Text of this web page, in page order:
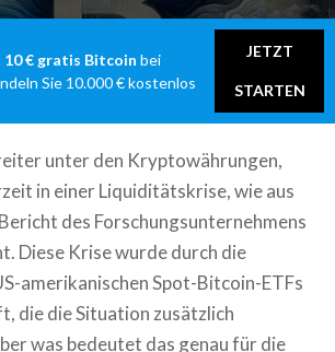
10 € gratis Bitcoin bei
Sie 10.000 € kostenlos
JETZT
STARTEN
unter den Kryptowährungen,
in einer Liquiditätskrise, wie aus
des Forschungsunternehmens
Diese Krise wurde durch die
amerikanischen Spot-Bitcoin-ETFs
die die Situation zusätzlich
was bedeutet das genau für die